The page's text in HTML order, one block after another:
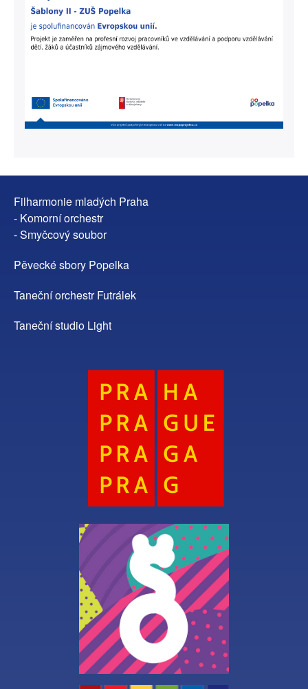
Filharmonie mladých Praha
- Komorní orchestr
- Smyčcový soubor
Pěvecké sbory Popelka
Taneční orchestr Futrálek
Taneční studio Light